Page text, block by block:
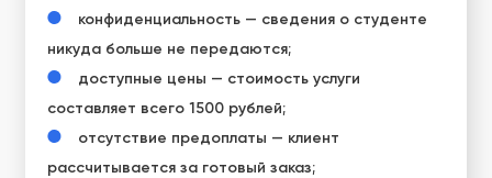
конфиденциальность — сведения о студенте
никуда больше не передаются;
доступные цены — стоимость услуги
составляет всего 1500 рублей;
отсутствие предоплаты — клиент
рассчитывается за готовый заказ;